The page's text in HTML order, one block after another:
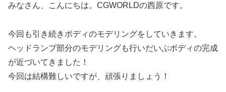
みなさん、こんにちは。CGWORLDの西原です。
今回も引き続きボディのモデリングをしていきます。
ヘッドランプ部分のモデリングも行いだいぶボディの完成
が近づいてきました！
今回は結構難しいですが、頑張りましょう！